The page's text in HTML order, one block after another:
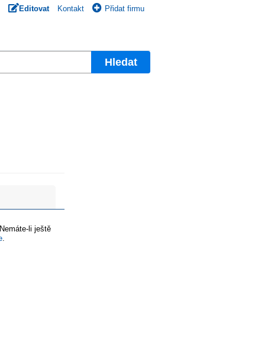
Editovat Kontakt Přidat firmu
Hledat
li ještě